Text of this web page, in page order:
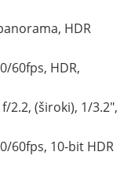
HDR
60fps, HDR,
f/2.2, (široki), 1/3.2",
60fps, 10-bit HDR